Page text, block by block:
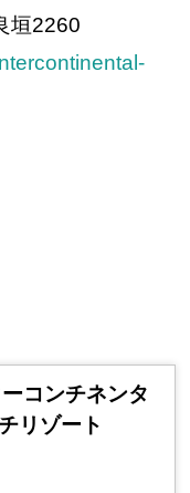
垣2260
コンチネンタ
リゾート